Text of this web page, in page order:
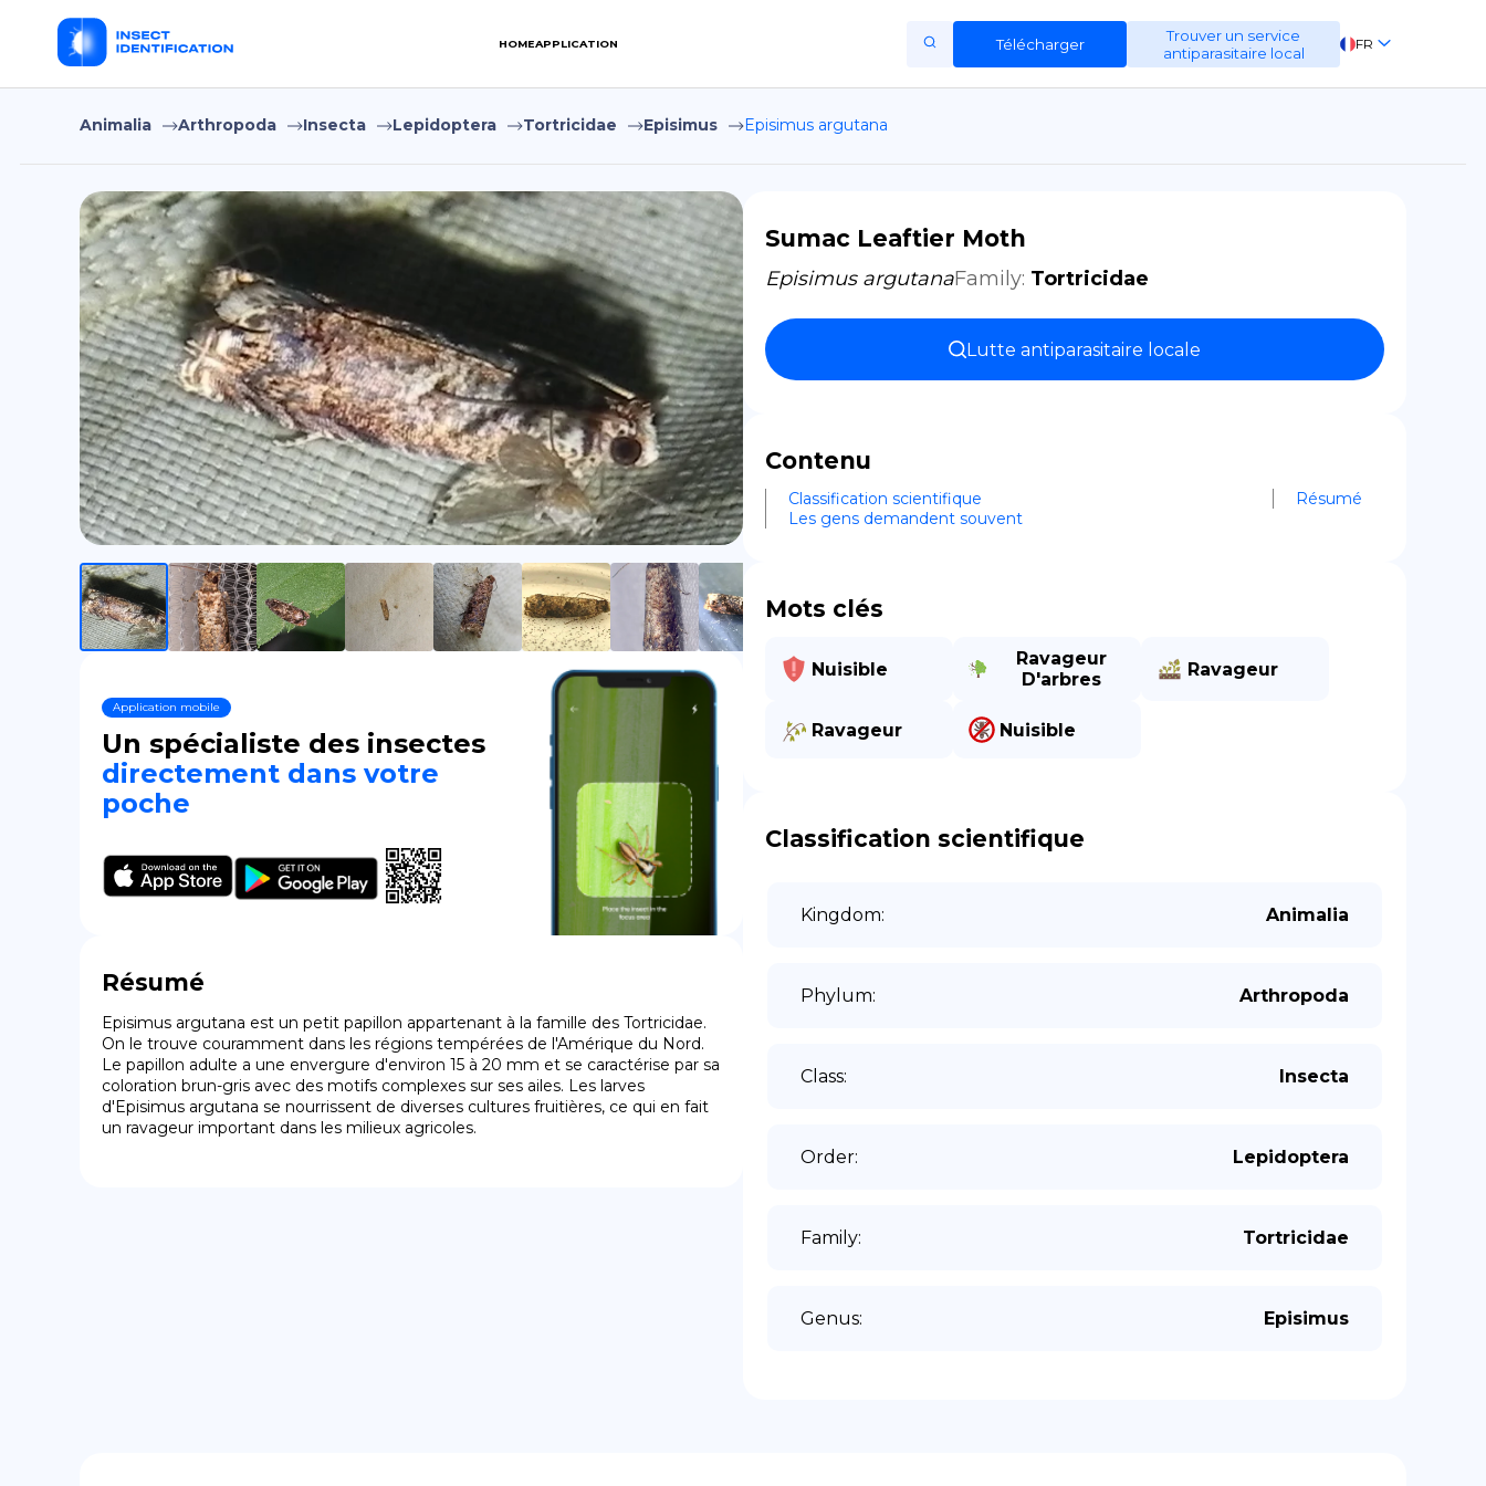
HOMEAPPLICATION Télécharger
Trouver un service
antiparasitaire local
FR
EN
Home
Application
Terms of Use
Privacy Policy
FR
EN
ES
DE
Copiright © Niro ID
Animalia Arthropoda Insecta Lepidoptera Tortricidae Episimus Episimus argutana
Application mobile
Un spécialiste des insectes
directement dans votre
poche
Résumé
Episimus argutana est un petit papillon appartenant à la famille des Tortricidae.
On le trouve couramment dans les régions tempérées de l'Amérique du Nord.
Le papillon adulte a une envergure d'environ 15 à 20 mm et se caractérise par sa
coloration brun-gris avec des motifs complexes sur ses ailes. Les larves
d'Episimus argutana se nourrissent de diverses cultures fruitières, ce qui en fait
un ravageur important dans les milieux agricoles.
Sumac Leaftier Moth
Episimus argutanaFamily: Tortricidae
Lutte antiparasitaire locale
Contenu
Classification scientifique
Résumé
Les gens demandent souvent
Mots clés
Nuisible
Ravageur
D'arbres
Ravageur
Ravageur Nuisible
Classification scientifique
Kingdom: Animalia
Phylum: Arthropoda
Class: Insecta
Order: Lepidoptera
Family: Tortricidae
Genus: Episimus